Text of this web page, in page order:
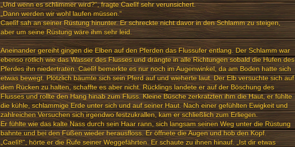
„Und wenn es schlimmer wird?“, fragte Caelîf sehr verunsichert.
„Dann werden wir wohl laufen müssen.“
Caelîf sah an seiner Rüstung hinunter. Er schreckte nicht davor in den Schlamm zu steigen,
aber um seine Rüstung wäre ihm sehr leid.
Aneinander gereiht gingen die Elben auf den Pferden das Flussufer entlang. Der Schlamm war
ebenso rötlich wie das Wasser des Flusses und drängte in alle Richtungen sobald die Hufen des
Pferdes ihn niedertraten. Caelîf bemerkte es nur noch im Augenwinkel, da am Boden hatte sich
etwas bewegt. Plötzlich bäumte sich sein Pferd auf und wieherte laut. Der Elb versuchte sich auf
dem Rücken zu halten, schaffte es aber nicht. Rücklings landete er auf der Böschung des
Flusses und rollte den Hang hinab zum Fluss. Kleine Büsche zerkratzten ihm die Haut, er fühlte
die kühle, schlammige Erde unter sich und auf seiner Haut. Nach einer gefühlten Ewigkeit und
zahlreichen Versuchen sich irgendwo festzukrallen, kam er schließlich zum Erliegen.
Er fühlte wie das kalte Nass durch sein Haar rann, sich langsam seinen Weg unter die Rüstung
bahnte und bei den Füßen wieder herausfloss. Er öffnete die Augen und hob den Kopf.
„Caelîf!“, hörte er die Rufe seiner Weggefährten. Er schaute zu ihnen hinauf. „Ist dir etwas